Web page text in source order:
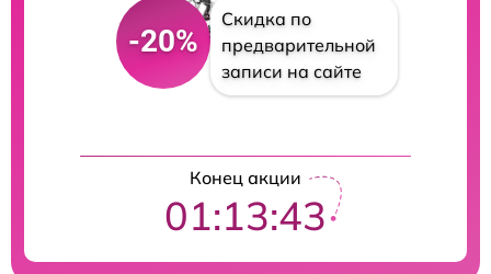
-20%
Скидка по
предварительной
записи на сайте
Конец акции
01:13:42